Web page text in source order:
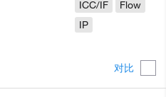
ICC/IF
Flow
IP
对比